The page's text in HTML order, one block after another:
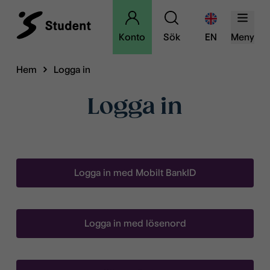
Konto Sök EN Meny
Hem Logga in
Logga in
Logga in med Mobilt BankID
Logga in med lösenord